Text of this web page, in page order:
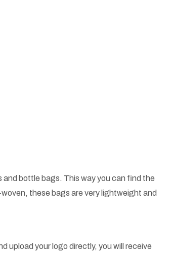
bottle bags. This way you can find the
these bags are very lightweight and
upload your logo directly, you will receive